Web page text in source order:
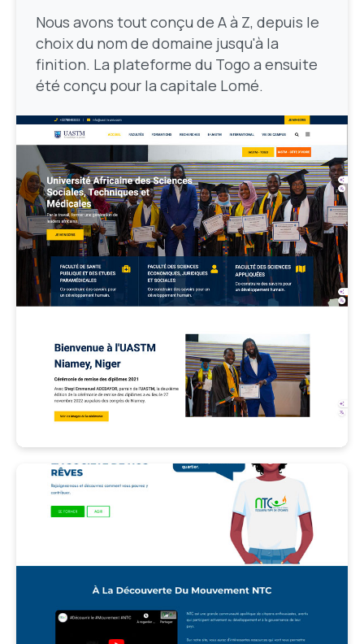
Nous avons tout conçu de A à Z, depuis le
choix du nom de domaine jusqu'à la
finition. La plateforme du Togo a ensuite
été conçu pour la capitale Lomé.